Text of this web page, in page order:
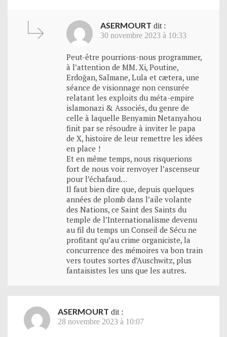
ASERMOURT dit :
30 novembre 2023 à 10:33
Peut-être pourrions-nous programmer,
à l’attention de MM. Xi, Poutine,
Erdoğan, Salmane, Lula et cætera, une
séance de visionnage non censurée
relatant les exploits du méta-empire
islamonazi & Associés, du genre de
celle à laquelle Benyamin Netanyahou
finit par se résoudre à inviter le papa
de X, histoire de leur remettre les idées
en place !
Et en même temps, nous risquerions
fort de nous voir renvoyer l’ascenseur
pour l’échafaud…
Il faut bien dire que, depuis quelques
années de plomb dans l’aile volante
des Nations, ce Saint des Saints du
temple de l’Internationalisme devenu
au fil du temps un Conseil de Sécu ne
profitant qu’au crime organiciste, la
concurrence des mémoires va bon train
vers toutes sortes d’Auschwitz, plus
fantaisistes les uns que les autres.
ASERMOURT dit :
28 novembre 2023 à 10:07